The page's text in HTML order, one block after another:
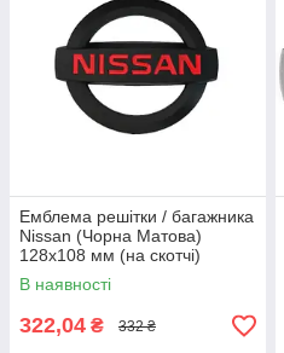
Емблема решітки / багажника
Nissan (Чорна Матова)
128х108 мм (на скотчі)
934917S000
В наявності
322,04 ₴ 332 ₴